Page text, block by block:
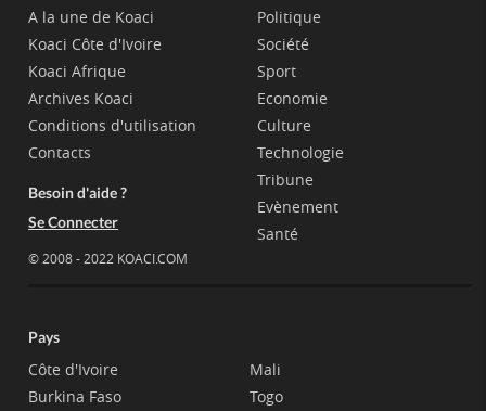
A la une de Koaci
Koaci Côte d'Ivoire
Koaci Afrique
Archives Koaci
Conditions d'utilisation
Contacts
Besoin d'aide ?
Se Connecter
© 2008 - 2022 KOACI.COM
Politique
Société
Sport
Economie
Culture
Technologie
Tribune
Evènement
Santé
Pays
Côte d'Ivoire
Burkina Faso
Mali
Togo